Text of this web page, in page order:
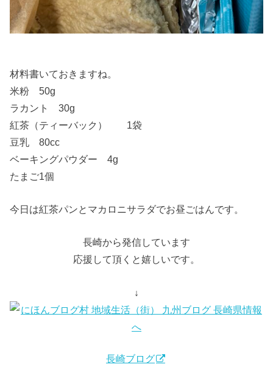
材料書いておきますね。
米粉 50g
ラカント 30g
紅茶（ティーバック） 1袋
豆乳 80cc
ベーキングパウダー 4g
たまご1個
今日は紅茶パンとマカロニサラダでお昼ごはんです。
長崎から発信しています
応援して頂くと嬉しいです。
↓
長崎ブログ